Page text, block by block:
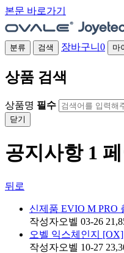
본문 바로가기
분류 검색 장바구니 0 마
상품 검색
상품명 필수
닫기
공지사항 1
뒤로
신제품 EVIO M PRO
작성자오벨 03-26
오벨 익스체인지
작성자오벨 10-27